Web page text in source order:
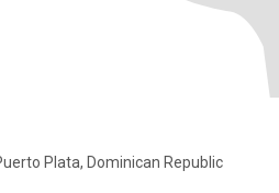
Plata, Dominican Republic